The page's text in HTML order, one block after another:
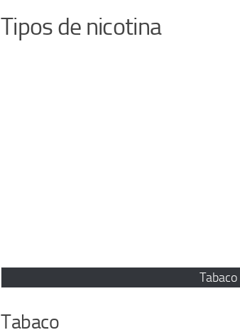
Tipos de nicotina
Tabaco
Tabaco